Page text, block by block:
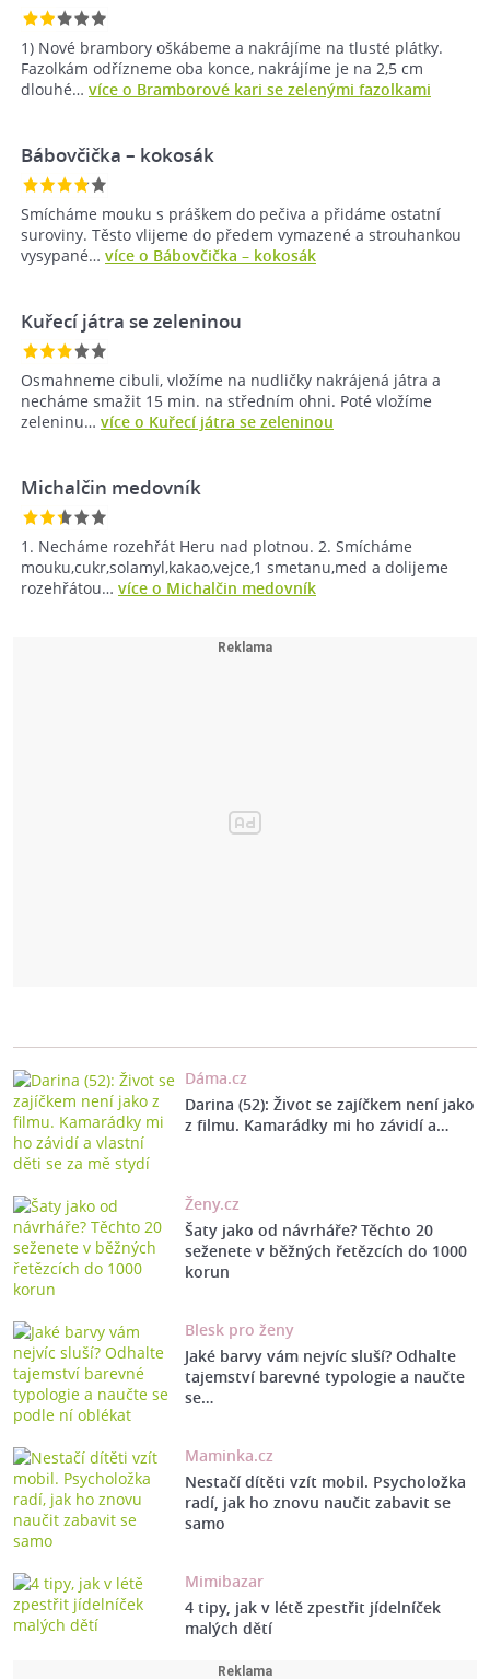
1) Nové brambory oškábeme a nakrájíme na tlusté plátky.
Fazolkám odřízneme oba konce, nakrájíme je na 2,5 cm
dlouhé… více o Bramborové kari se zelenými fazolkami
Bábovčička – kokosák
Smícháme mouku s práškem do pečiva a přidáme ostatní
suroviny. Těsto vlijeme do předem vymazené a strouhankou
vysypané… více o Bábovčička – kokosák
Kuřecí játra se zeleninou
Osmahneme cibuli, vložíme na nudličky nakrájená játra a
necháme smažit 15 min. na středním ohni. Poté vložíme
zeleninu… více o Kuřecí játra se zeleninou
Michalčin medovník
1. Necháme rozehřát Heru nad plotnou. 2. Smícháme
mouku,cukr,solamyl,kakao,vejce,1 smetanu,med a dolijeme
rozehřátou… více o Michalčin medovník
Dáma.cz
Darina (52): Život se zajíčkem není jako
z filmu. Kamarádky mi ho závidí a…
Ženy.cz
Šaty jako od návrháře? Těchto 20
seženete v běžných řetězcích do 1000
korun
Blesk pro ženy
Jaké barvy vám nejvíc sluší? Odhalte
tajemství barevné typologie a naučte
se…
Maminka.cz
Nestačí dítěti vzít mobil. Psycholožka
radí, jak ho znovu naučit zabavit se
samo
Mimibazar
4 tipy, jak v létě zpestřit jídelníček
malých dětí